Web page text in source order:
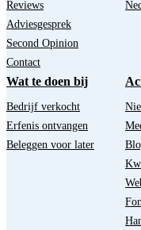
Reviews
Adviesgesprek
Second Opinion
Contact
Wat te doen bij
Bedrijf verkocht
Erfenis ontvangen
Beleggen voor later